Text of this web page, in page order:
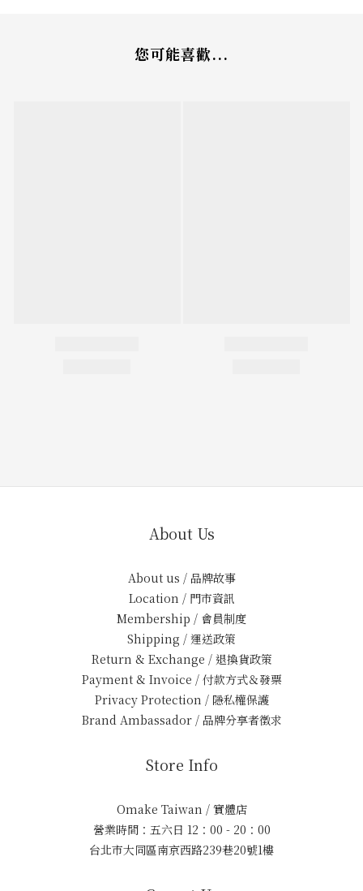
您可能喜歡...
About Us
About us / 品牌故事
Location / 門市資訊
Membership / 會員制度
Shipping / 運送政策
Return & Exchange / 退換貨政策
Payment & Invoice / 付款方式＆發票
Privacy Protection / 隱私權保護
Brand Ambassador / 品牌分享者徵求
Store Info
Omake Taiwan / 實體店
營業時間：五六日 12：00 - 20：00
台北市大同區南京西路239巷20號1樓